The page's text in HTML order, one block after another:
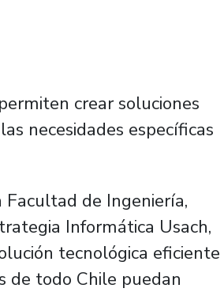
crear soluciones
necesidades específicas
Facultad de Ingeniería,
Informática Usach,
tecnológica eficiente
de todo Chile puedan